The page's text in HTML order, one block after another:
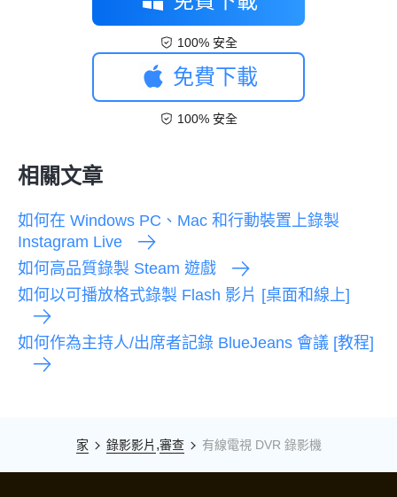
100% 安全
免費下載
100% 安全
相關文章
如何在 Windows PC、Mac 和行動裝置上錄製
Instagram Live
如何高品質錄製 Steam 遊戲
如何以可播放格式錄製 Flash 影片 [桌面和線上]
如何作為主持人/出席者記錄 BlueJeans 會議 [教程]
家 錄影影片 ,審查 有線電視 DVR 錄影機